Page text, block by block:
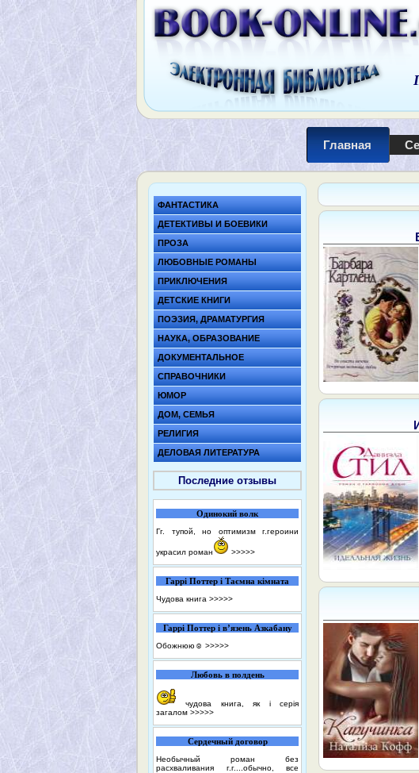
Главная
ФАНТАСТИКА
ДЕТЕКТИВЫ И БОЕВИКИ
ПРОЗА
ЛЮБОВНЫЕ РОМАНЫ
ПРИКЛЮЧЕНИЯ
ДЕТСКИЕ КНИГИ
ПОЭЗИЯ, ДРАМАТУРГИЯ
НАУКА, ОБРАЗОВАНИЕ
ДОКУМЕНТАЛЬНОЕ
СПРАВОЧНИКИ
ЮМОР
ДОМ, СЕМЬЯ
РЕЛИГИЯ
ДЕЛОВАЯ ЛИТЕРАТУРА
Последние отзывы
Одинокий волк
Гг. тупой, но оптимизм г.героини
украсил роман >>>>>
Гаррі Поттер і Таємна кімната
Чудова книга >>>>>
Гаррі Поттер і в’язень Азкабану
Обожнюю☺️ >>>>>
Любовь в полдень
чудова книга, як і серія
загалом >>>>>
Сердечный договор
Необычный роман без
расхваливания г.г....обычно, все